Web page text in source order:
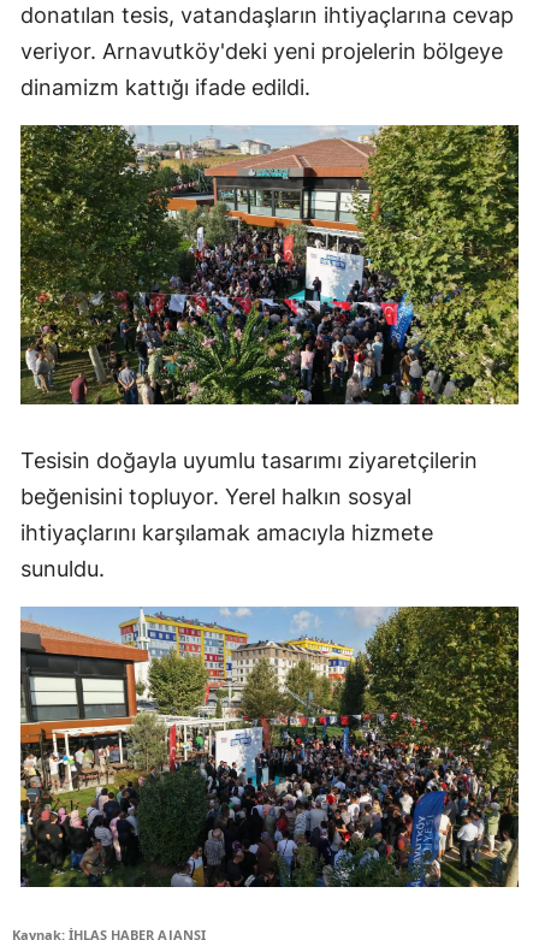
donatılan tesis, vatandaşların ihtiyaçlarına cevap
veriyor. Arnavutköy'deki yeni projelerin bölgeye
dinamizm kattığı ifade edildi.
Tesisin doğayla uyumlu tasarımı ziyaretçilerin
beğenisini topluyor. Yerel halkın sosyal
ihtiyaçlarını karşılamak amacıyla hizmete
sunuldu.
Kaynak: İHLAS HABER AJANSI